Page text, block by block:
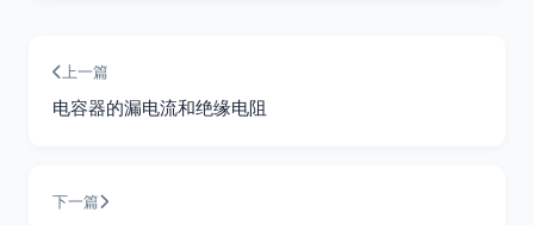
上一篇
电容器的漏电流和绝缘电阻
下一篇